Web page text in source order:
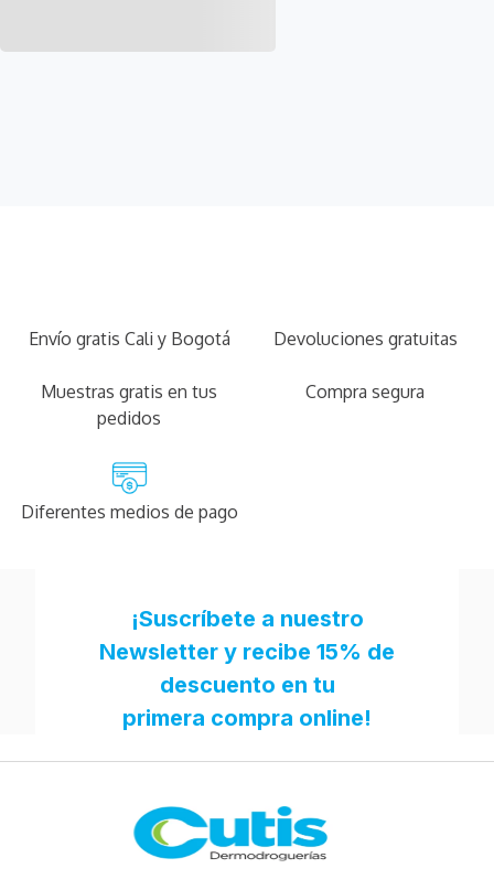
Envío gratis Cali y Bogotá Devoluciones gratuitas
Muestras gratis en tus
pedidos
Compra segura
Diferentes medios de pago